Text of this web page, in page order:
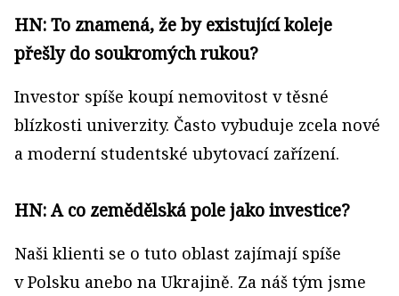
HN: To znamená, že by existující koleje
přešly do soukromých rukou?
Investor spíše koupí nemovitost v těsné
blízkosti univerzity. Často vybuduje zcela nové
a moderní studentské ubytovací zařízení.
HN: A co zemědělská pole jako investice?
Naši klienti se o tuto oblast zajímají spíše
v Polsku anebo na Ukrajině. Za náš tým jsme